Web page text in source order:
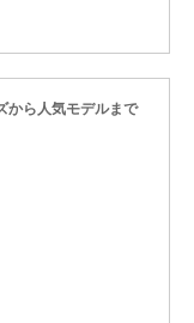
から人気モデルまで